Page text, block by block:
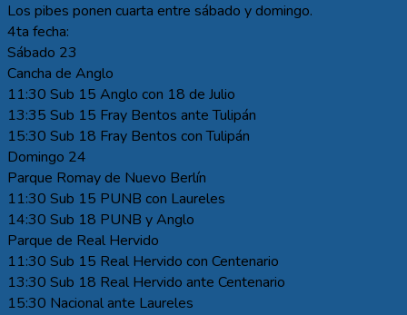
Los pibes ponen cuarta entre sábado y domingo.
4ta fecha:
Sábado 23
Cancha de Anglo
11:30 Sub 15 Anglo con 18 de Julio
13:35 Sub 15 Fray Bentos ante Tulipán
15:30 Sub 18 Fray Bentos con Tulipán
Domingo 24
Parque Romay de Nuevo Berlín
11:30 Sub 15 PUNB con Laureles
14:30 Sub 18 PUNB y Anglo
Parque de Real Hervido
11:30 Sub 15 Real Hervido con Centenario
13:30 Sub 18 Real Hervido ante Centenario
15:30 Nacional ante Laureles